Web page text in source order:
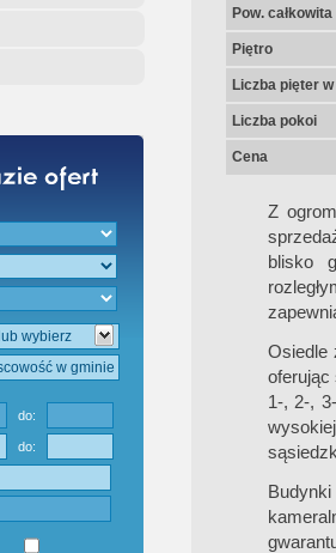
do:
do:
Pow.
Piętro
Liczba pięter
Liczba pokoi
Cena
Z
blisko
Osiedle
oferując
1-, 2-,